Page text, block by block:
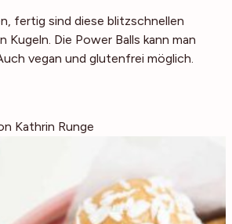
fertig sind diese blitzschnellen
Kugeln. Die Power Balls kann man
vegan und glutenfrei möglich.
Kathrin Runge